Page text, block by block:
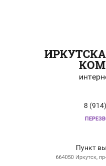
8
Пункт
664050 Иркутск,